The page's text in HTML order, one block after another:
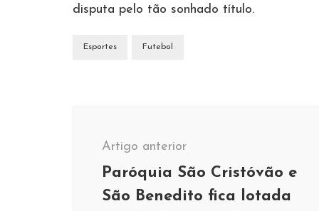
disputa pelo tão sonhado título.
Esportes Futebol
Artigo anterior
Paróquia São Cristóvão e
São Benedito fica lotada